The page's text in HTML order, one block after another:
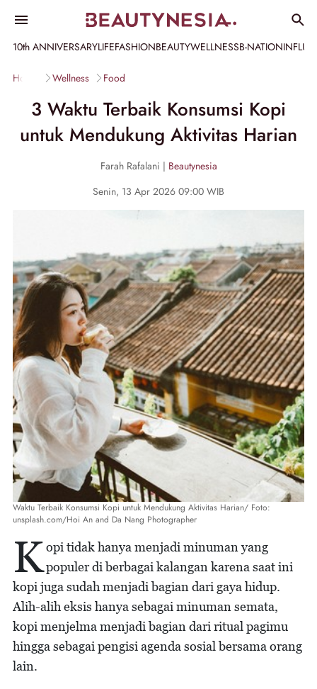
10th ANNIVERSARYLIFEFASHIONBEAUTYWELLNESSB-NATION
Home Wellness Food
3 Waktu Terbaik Konsumsi Kopi
untuk Mendukung Aktivitas Harian
Farah Rafalani | Beautynesia
Senin, 13 Apr 2026 09:00 WIB
Waktu Terbaik Konsumsi Kopi untuk Mendukung Aktivitas Harian/ Foto:
unsplash.com/Hoi An and Da Nang Photographer
Kopi tidak hanya menjadi minuman yang
populer di berbagai kalangan karena saat ini
kopi juga sudah menjadi bagian dari gaya hidup.
Alih-alih eksis hanya sebagai minuman semata,
kopi menjelma menjadi bagian dari ritual pagimu
hingga sebagai pengisi agenda sosial bersama orang
lain.